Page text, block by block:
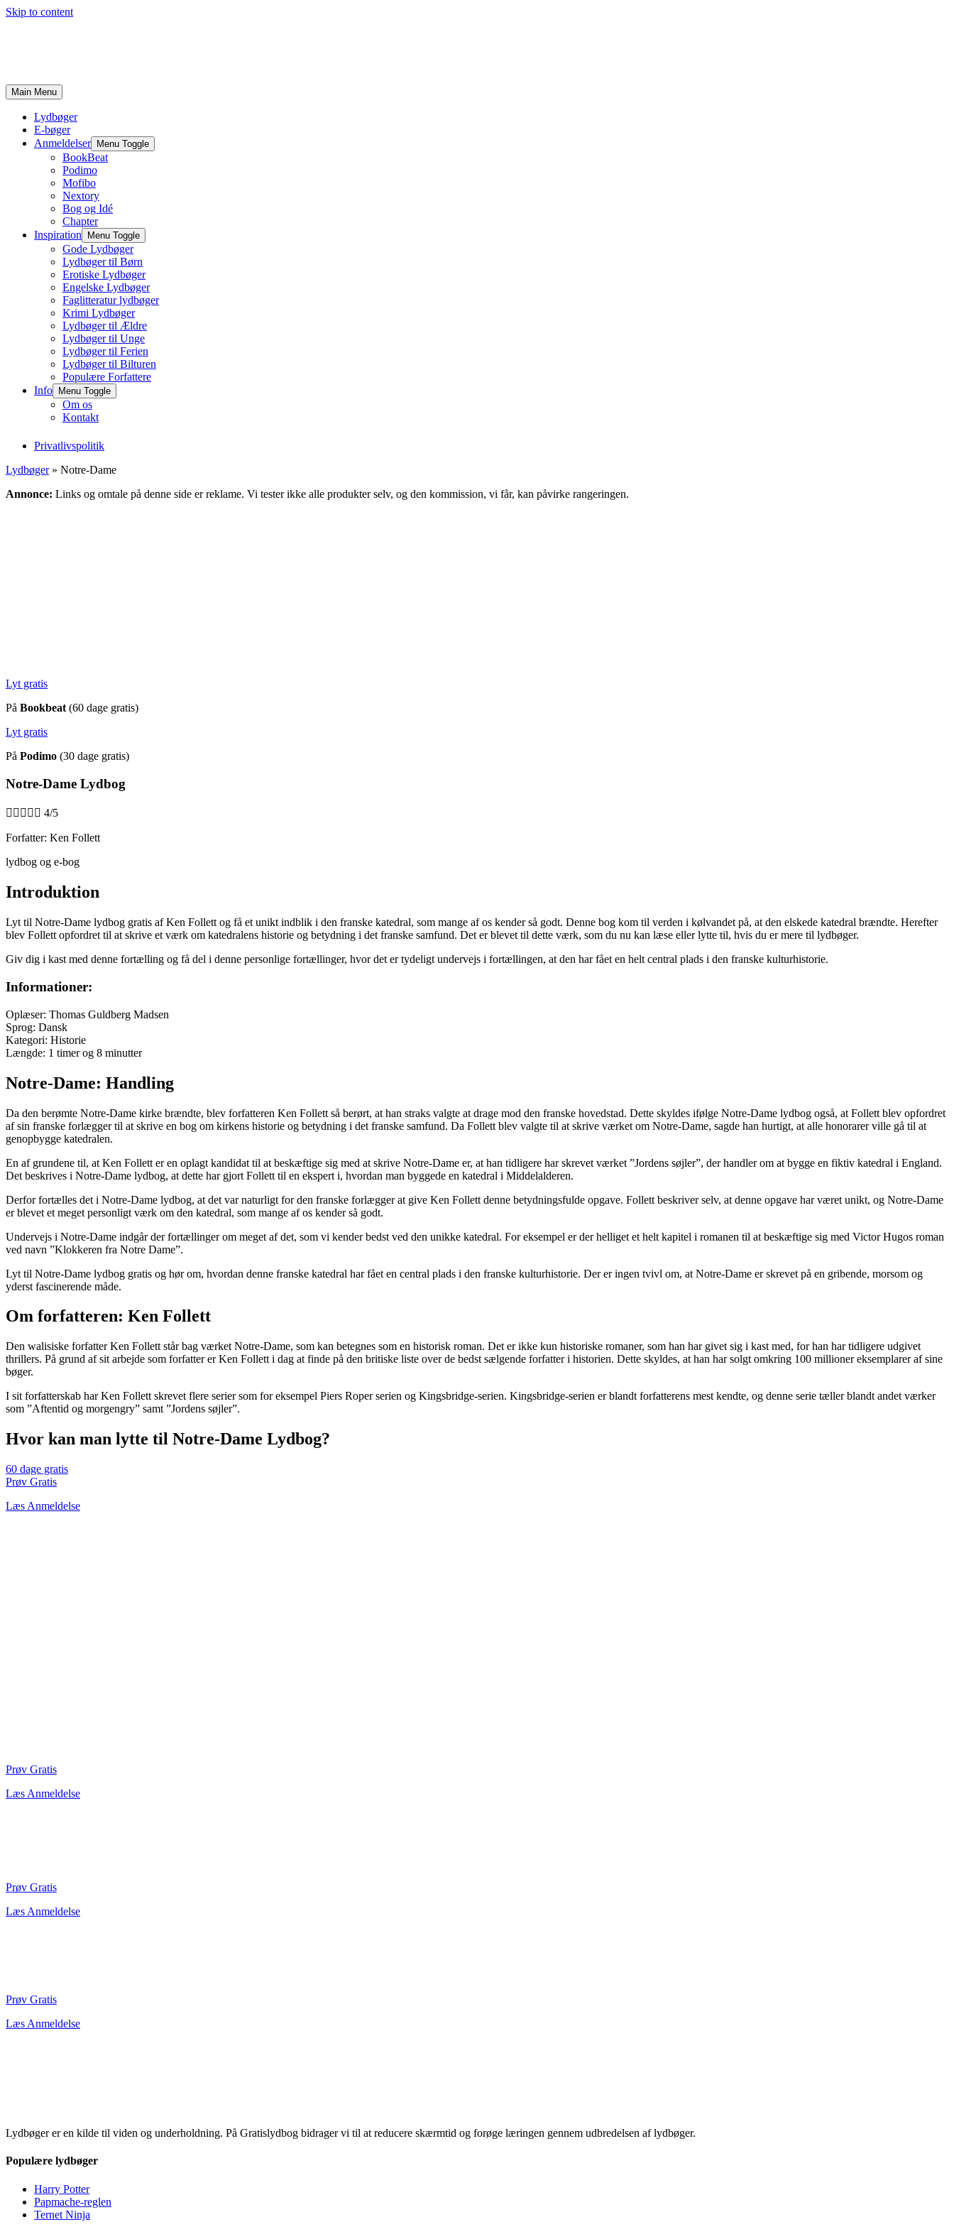
Skip to content
Main Menu
Lydbøger
E-bøger
Anmeldelser
Menu Toggle
BookBeat
Podimo
Mofibo
Nextory
Bog og Idé
Chapter
Inspiration
Menu Toggle
Gode Lydbøger
Lydbøger til Børn
Erotiske Lydbøger
Engelske Lydbøger
Faglitteratur lydbøger
Krimi Lydbøger
Lydbøger til Ældre
Lydbøger til Unge
Lydbøger til Ferien
Lydbøger til Bilturen
Populære Forfattere
Info
Menu Toggle
Om os
Kontakt
Privatlivspolitik
Lydbøger» Notre-Dame
Annonce: Links og omtale på denne side er reklame. Vi tester ikke alle produkter selv, og den kommission, vi får, kan påvirke rangeringen.
Lyt gratis
På Bookbeat (60 dage gratis)
Lyt gratis
På Podimo (30 dage gratis)
Notre-Dame Lydbog
     4/5
Forfatter: Ken Follett
lydbog og e-bog
Introduktion
Lyt til Notre-Dame lydbog gratis af Ken Follett og få et unikt indblik i den franske katedral, som mange af os kender så godt. Denne bog kom til verden i kølvandet på, at den elskede katedral brændte. Herefter
blev Follett opfordret til at skrive et værk om katedralens historie og betydning i det franske samfund. Det er blevet til dette værk, som du nu kan læse eller lytte til, hvis du er mere til lydbøger.
Giv dig i kast med denne fortælling og få del i denne personlige fortællinger, hvor det er tydeligt undervejs i fortællingen, at den har fået en helt central plads i den franske kulturhistorie.
Informationer:
Oplæser: Thomas Guldberg Madsen
Sprog: Dansk
Kategori: Historie
Længde: 1 timer og 8 minutter
Notre-Dame: Handling
Da den berømte Notre-Dame kirke brændte, blev forfatteren Ken Follett så berørt, at han straks valgte at drage mod den franske hovedstad. Dette skyldes ifølge Notre-Dame lydbog også, at Follett blev opfordret
af sin franske forlægger til at skrive en bog om kirkens historie og betydning i det franske samfund. Da Follett blev valgte til at skrive værket om Notre-Dame, sagde han hurtigt, at alle honorarer ville gå til at
genopbygge katedralen.
En af grundene til, at Ken Follett er en oplagt kandidat til at beskæftige sig med at skrive Notre-Dame er, at han tidligere har skrevet værket ”Jordens søjler”, der handler om at bygge en fiktiv katedral i England.
Det beskrives i Notre-Dame lydbog, at dette har gjort Follett til en ekspert i, hvordan man byggede en katedral i Middelalderen.
Derfor fortælles det i Notre-Dame lydbog, at det var naturligt for den franske forlægger at give Ken Follett denne betydningsfulde opgave. Follett beskriver selv, at denne opgave har været unikt, og Notre-Dame
er blevet et meget personligt værk om den katedral, som mange af os kender så godt.
Undervejs i Notre-Dame indgår der fortællinger om meget af det, som vi kender bedst ved den unikke katedral. For eksempel er der helliget et helt kapitel i romanen til at beskæftige sig med Victor Hugos roman
ved navn ”Klokkeren fra Notre Dame”.
Lyt til Notre-Dame lydbog gratis og hør om, hvordan denne franske katedral har fået en central plads i den franske kulturhistorie. Der er ingen tvivl om, at Notre-Dame er skrevet på en gribende, morsom og
yderst fascinerende måde.
Om forfatteren: Ken Follett
Den walisiske forfatter Ken Follett står bag værket Notre-Dame, som kan betegnes som en historisk roman. Det er ikke kun historiske romaner, som han har givet sig i kast med, for han har tidligere udgivet
thrillers. På grund af sit arbejde som forfatter er Ken Follett i dag at finde på den britiske liste over de bedst sælgende forfatter i historien. Dette skyldes, at han har solgt omkring 100 millioner eksemplarer af sine
bøger.
I sit forfatterskab har Ken Follett skrevet flere serier som for eksempel Piers Roper serien og Kingsbridge-serien. Kingsbridge-serien er blandt forfatterens mest kendte, og denne serie tæller blandt andet værker
som ”Aftentid og morgengry” samt ”Jordens søjler”.
Hvor kan man lytte til Notre-Dame Lydbog?
60 dage gratis
Prøv Gratis
Læs Anmeldelse
Prøv Gratis
Læs Anmeldelse
Prøv Gratis
Læs Anmeldelse
Prøv Gratis
Læs Anmeldelse
Lydbøger er en kilde til viden og underholdning. På Gratislydbog bidrager vi til at reducere skærmtid og forøge læringen gennem udbredelsen af lydbøger.
Populære lydbøger
Harry Potter
Papmache-reglen
Ternet Ninja